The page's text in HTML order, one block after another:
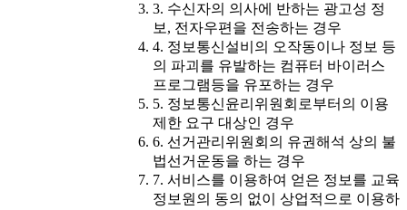
3. 수신자의 의사에 반하는 광고성 정
보, 전자우편을 전송하는 경우
4. 정보통신설비의 오작동이나 정보 등
의 파괴를 유발하는 컴퓨터 바이러스
프로그램등을 유포하는 경우
5. 정보통신윤리위원회로부터의 이용
제한 요구 대상인 경우
6. 선거관리위원회의 유권해석 상의 불
법선거운동을 하는 경우
7. 서비스를 이용하여 얻은 정보를 교육
정보원의 동의 없이 상업적으로 이용하